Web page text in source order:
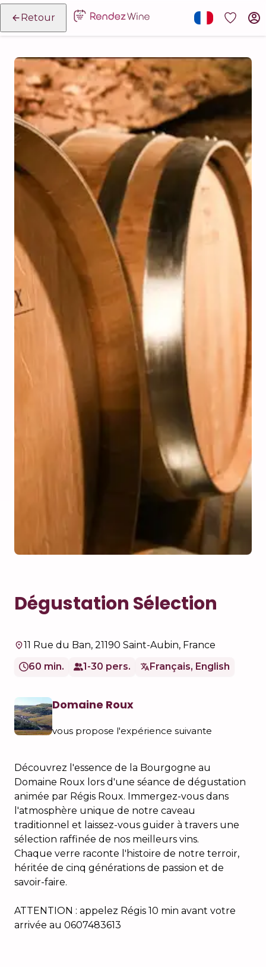
Retour
Dégustation Sélection
11 Rue du Ban, 21190 Saint-Aubin, France
60 min.
1-30 pers. Français, English
Domaine Roux
vous propose l'expérience suivante
Découvrez l'essence de la Bourgogne au
Domaine Roux lors d'une séance de dégustation
animée par Régis Roux. Immergez-vous dans
l'atmosphère unique de notre caveau
traditionnel et laissez-vous guider à travers une
sélection raffinée de nos meilleurs vins.
Chaque verre raconte l'histoire de notre terroir,
héritée de cinq générations de passion et de
savoir-faire.
ATTENTION : appelez Régis 10 min avant votre
arrivée au 0607483613